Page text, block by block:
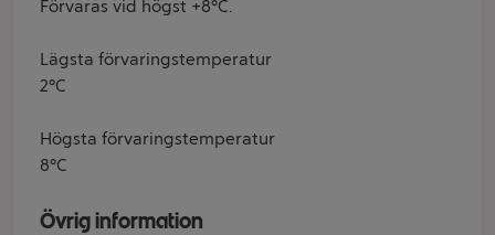
Förvaras vid högst +8°C.
Lägsta förvaringstemperatur
2°C
Högsta förvaringstemperatur
8°C
Övrig information